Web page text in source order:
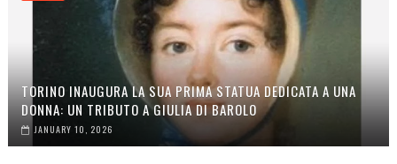
TORINO INAUGURA LA SUA PRIMA STATUA DEDICATA A UNA
DONNA: UN TRIBUTO A GIULIA DI BAROLO
JANUARY 10, 2026